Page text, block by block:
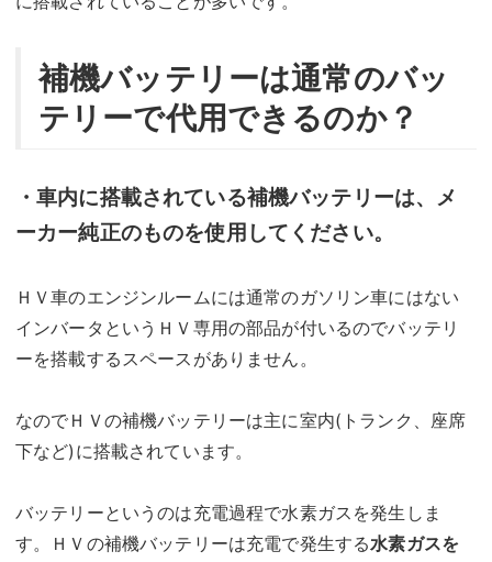
補機バッテリーは通常のバッ
テリーで代用できるのか？
・車内に搭載されている補機バッテリーは、メ
ーカー純正のものを使用してください。
ＨＶ車のエンジンルームには通常のガソリン車にはない
インバータというＨＶ専用の部品が付いるのでバッテリ
ーを搭載するスペースがありません。
なのでＨＶの補機バッテリーは主に室内(トランク、座席
下など)に搭載されています。
バッテリーというのは充電過程で水素ガスを発生しま
す。ＨＶの補機バッテリーは充電で発生する水素ガスを